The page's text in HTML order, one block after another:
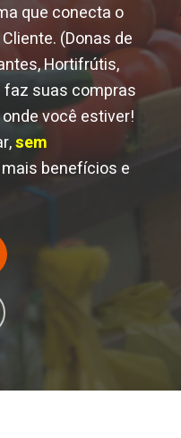
que conecta o
(Donas de
Hortifrútis,
faz suas compras
você estiver!
sem
benefícios e